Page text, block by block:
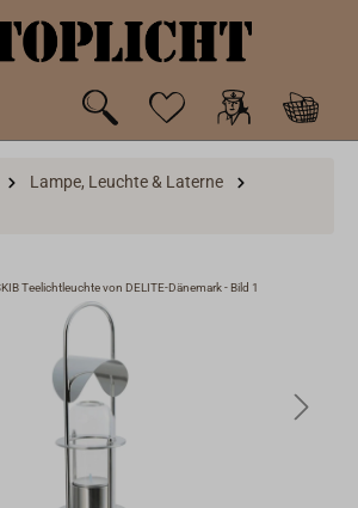
Lampe, Leuchte & Laterne
Teelichtleuchte von DELITE-Dänemark - Bild 1